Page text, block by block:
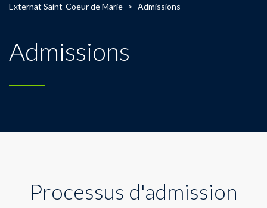
Externat Saint-Coeur de Marie > Admissions
Admissions
Processus d'admission